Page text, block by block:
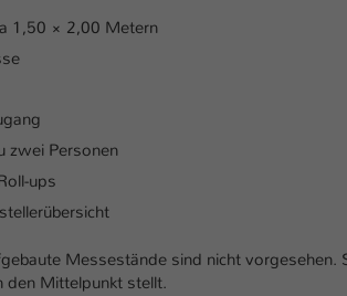
1,50 × 2,00 Metern
zwei Personen
ups
Messestände sind nicht
den Mittelpunkt stellt.